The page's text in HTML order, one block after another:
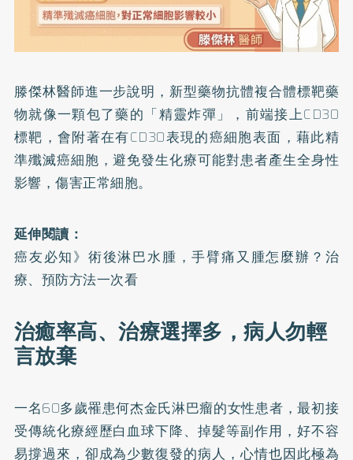
滕傑林醫師進一步說明，新型藥物抗體複合體標靶藥
物就像一顆包了藥的「精靈炸彈」，前端接上CD30
標靶，會附著在有CD30表現的癌細胞表面，藉此精
準殲滅癌細胞，避免發生化療可能對患者產生全身性
影響，傷害正常細胞。
延伸閱讀：
癌友必知》術後淋巴水腫，手臂痛又腫怎麼辦？治
療、預防方法一次看
治癒率高、治療選擇多，病人勿輕
言放棄
一名60多歲罹患何杰金氏淋巴瘤的女性患者，最初接
受傳統化療經歷白血球下降、掉髮等副作用，好不容
易撐過來，卻成為少數復發的病人，心情也因此極為